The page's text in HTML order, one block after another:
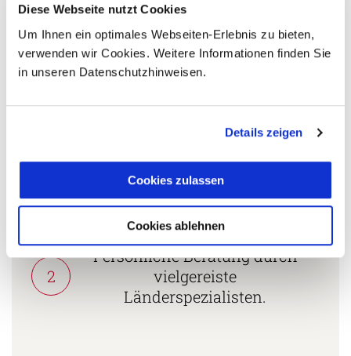
Diese Webseite nutzt Cookies
Um Ihnen ein optimales Webseiten-Erlebnis zu bieten,
verwenden wir Cookies. Weitere Informationen finden Sie
in unseren Datenschutzhinweisen.
Details zeigen
Cookies zulassen
Cookies ablehnen
+49 (0) 761 - 21 16 99-18
l.hagner@aventoura.de
5 Gründe warum Sie mit Ihrer Buchung bei uns
die richtige Entscheidung treffen:
Fernreisespezialist mit über
25 Jahren Erfahrung!
2
Persönliche Beratung durch
vielgereiste
Länderspezialisten.